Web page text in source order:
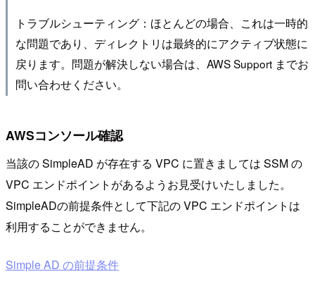
トラブルシューティング：ほとんどの場合、これは一時的
な問題であり、ディレクトリは最終的にアクティブ状態に
戻ります。問題が解決しない場合は、AWS Support までお
問い合わせください。
AWSコンソール確認
当該の SimpleAD が存在する VPC に置きましては SSM の
VPC エンドポイントがあるようお見受けいたしました。
SimpleADの前提条件として下記の VPC エンドポイントは
利用することができません。
Simple AD の前提条件